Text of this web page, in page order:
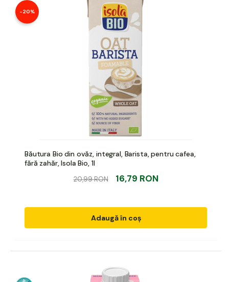
-20%
Băutura Bio din ovăz, integral, Barista, pentru cafea,
fără zahăr, Isola Bio, 1l
20,99 RON 16,79 RON
Adaugă în coș